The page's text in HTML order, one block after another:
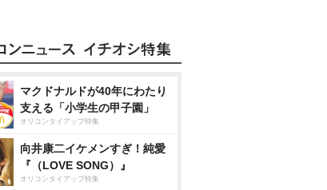
マクドナルドが40年にわたり
支える「小学生の甲子園」
オリコンタイアップ特集
向井康二イケメンすぎ！純愛
『（LOVE SONG）』
オリコンタイアップ特集